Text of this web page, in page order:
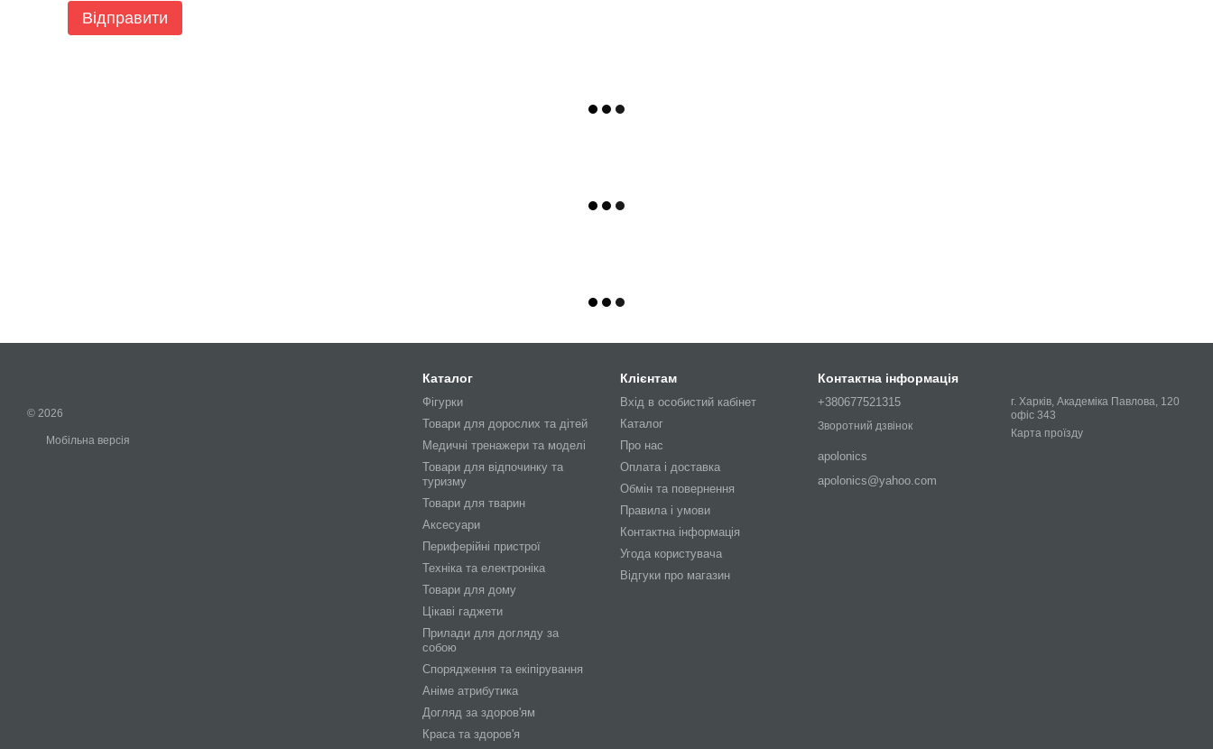
Відправити
© 2026
Мобільна версія
Каталог
Фігурки
Товари для дорослих та дітей
Медичні тренажери та моделі
Товари для відпочинку та
туризму
Товари для тварин
Аксесуари
Периферійні пристрої
Техніка та електроніка
Товари для дому
Цікаві гаджети
Прилади для догляду за
собою
Спорядження та екіпірування
Аніме атрибутика
Догляд за здоров'ям
Краса та здоров'я
Клієнтам
Вхід в особистий кабінет
Каталог
Про нас
Оплата і доставка
Обмін та повернення
Правила і умови
Контактна інформація
Угода користувача
Відгуки про магазин
Контактна інформація
+380677521315
Зворотний дзвінок
apolonics
apolonics@yahoo.com
г. Харків, Академіка Павлова, 120
офіс 343
Карта проїзду